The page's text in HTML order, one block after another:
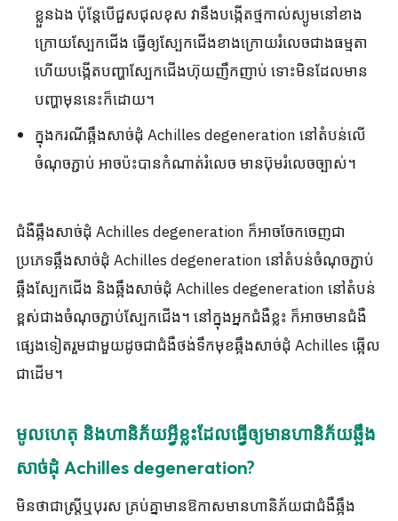
ខ្លួនឯង ប៉ុន្តែបើជួសជុលខុស វានឹងបង្កើតថ្មកាល់ស្យូមនៅខាង
ក្រោយស្បែកជើង ធ្វើឲ្យស្បែកជើងខាងក្រោយរំលេចជាងធម្មតា
ហើយបង្កើតបញ្ហាស្បែកជើងហ៊ុយញឹកញាប់ ទោះមិនដែលមាន
បញ្ហាមុននេះក៏ដោយ។
ក្នុងករណីឆ្អឹងសាច់ដុំ Achilles degeneration នៅតំបន់លើ
ចំណុចភ្ជាប់ អាចប៉ះបានកំណាត់រំលេច មានប៊ុមរំលេចច្បាស់។
ជំងឺឆ្អឹងសាច់ដុំ Achilles degeneration ក៏អាចចែកចេញជា
ប្រភេទឆ្អឹងសាច់ដុំ Achilles degeneration នៅតំបន់ចំណុចភ្ជាប់
ឆ្អឹងស្បែកជើង និងឆ្អឹងសាច់ដុំ Achilles degeneration នៅតំបន់
ខ្ពស់ជាងចំណុចភ្ជាប់ស្បែកជើង។ នៅក្នុងអ្នកជំងឺខ្លះ ក៏អាចមានជំងឺ
ផ្សេងទៀតរួមជាមួយដូចជាជំងឺថង់ទឹកមុខឆ្អឹងសាច់ដុំ Achilles ឆ្អើល
ជាដើម។
មូលហេតុ និងហានិភ័យអ្វីខ្លះដែលធ្វើឲ្យមានហានិភ័យឆ្អឹង
សាច់ដុំ Achilles degeneration?
មិនថាជាស្ត្រីឬបុរស គ្រប់គ្នាមានឱកាសមានហានិភ័យជាជំងឺឆ្អឹង